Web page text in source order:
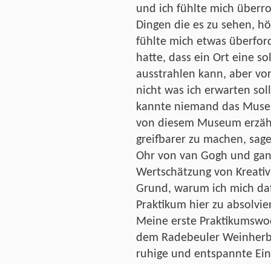
und ich fühlte mich
Dingen die es zu sehen,
fühlte mich etwas
hatte, dass ein Ort eine
ausstrahlen kann, aber
nicht was ich erwarten
kannte niemand das
von diesem Museum
greifbarer zu machen,
Ohr von van Gogh und
Wertschätzung von
Grund, warum ich mich
Praktikum hier zu
Meine erste
dem Radebeuler
ruhige und entspannte